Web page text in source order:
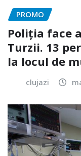
PROMO
Poliția face
Turzii. 13
la locul de
clujazi